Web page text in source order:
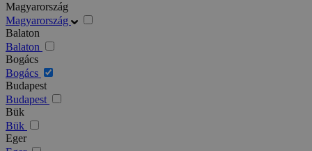
Magyarország
Magyarország
Balaton
Balaton
Bogács
Bogács
Budapest
Budapest
Bük
Bük
Eger